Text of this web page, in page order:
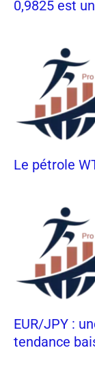
0,9825 est
Le pétrole
EUR/JPY :
tendance